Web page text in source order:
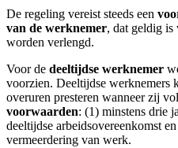
De regeling vereist steeds een
van de werknemer, dat geldig is
worden verlengd.
Voor de deeltijdse werknemer
voorzien. Deeltijdse
overuren presteren wanneer zij
voorwaarden: (1) minstens drie
deeltijdse arbeidsovereenkomst
vermeerdering van werk.